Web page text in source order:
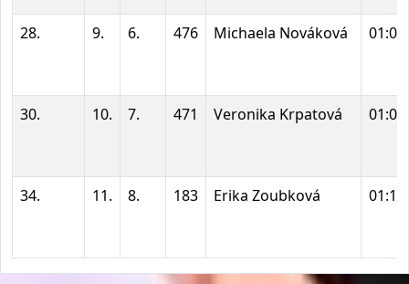
28. 9. 6. 476 Michaela Nováková
30. 10. 7. 471 Veronika Krpatová
34. 11. 8. 183 Erika Zoubková